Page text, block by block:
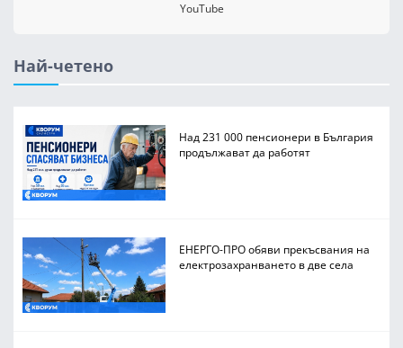
YouTube
Най-четено
Над 231 000 пенсионери в България
продължават да работят
ЕНЕРГО-ПРО обяви прекъсвания на
електрозахранването в две села